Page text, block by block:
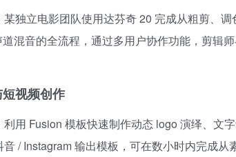
某独立电影团队使用达芬奇 20 完成从粗剪、
混音的全流程，通过多用户协作功能，剪辑
短视频创作
利用 Fusion 模板快速制作动态 logo 演绎、文
/ Instagram 输出模板，可在数小时内完成从